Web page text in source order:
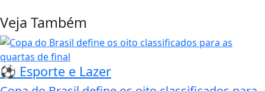
Veja Também
⚽ Esporte e Lazer